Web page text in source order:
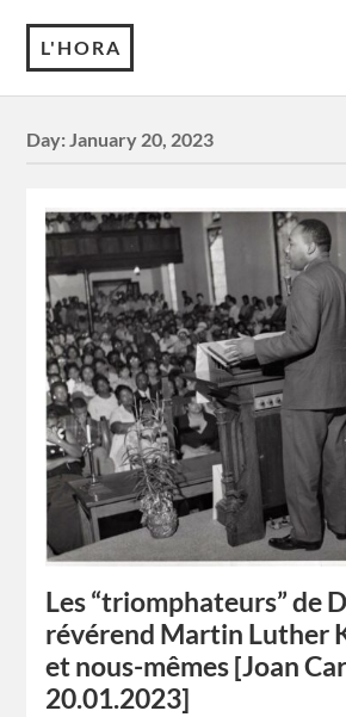
L'HORA
Day:January 20, 2023
Les “triomphateurs” de
révérend Martin Luther
et nous-mêmes [Joan
20.01.2023]